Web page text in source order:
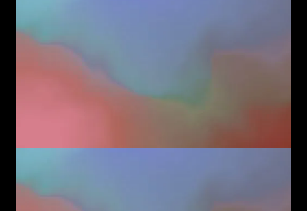
Gleichzeitig macht die Kampagne sichtbar,
dass die forschende Pharmaindustrie nicht
nur medizinischen Fortschritt ermöglicht,
sondern auch zu den wichtigsten Innovations-
und Wirtschaftstreibern der Schweiz zählt.
mit.